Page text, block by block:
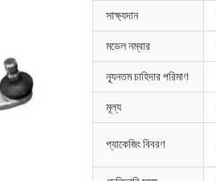
সাক্ষ্যদান
মডেল নম্বার
ন্যূনতম চাহিদার পরিমাণ
মূল্য
প্যাকেজিং বিবরণ